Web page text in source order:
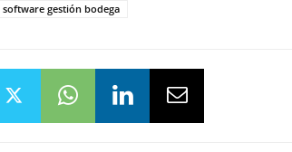
software gestión bodega